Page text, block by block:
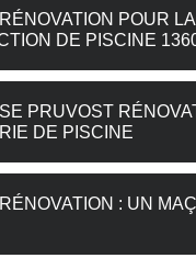
POUR LA
DE PISCINE
PRUVOST
DE PISCINE
: UN